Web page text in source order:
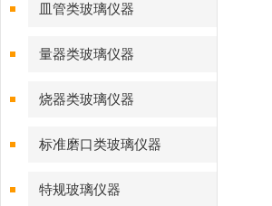
皿管类玻璃仪器
量器类玻璃仪器
烧器类玻璃仪器
标准磨口类玻璃仪器
特规玻璃仪器